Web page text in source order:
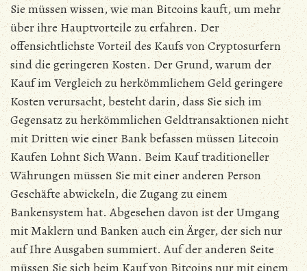
Sie müssen wissen, wie man Bitcoins kauft, um mehr
über ihre Hauptvorteile zu erfahren. Der
offensichtlichste Vorteil des Kaufs von Cryptosurfern
sind die geringeren Kosten. Der Grund, warum der
Kauf im Vergleich zu herkömmlichem Geld geringere
Kosten verursacht, besteht darin, dass Sie sich im
Gegensatz zu herkömmlichen Geldtransaktionen nicht
mit Dritten wie einer Bank befassen müssen Litecoin
Kaufen Lohnt Sich Wann. Beim Kauf traditioneller
Währungen müssen Sie mit einer anderen Person
Geschäfte abwickeln, die Zugang zu einem
Bankensystem hat. Abgesehen davon ist der Umgang
mit Maklern und Banken auch ein Ärger, der sich nur
auf Ihre Ausgaben summiert. Auf der anderen Seite